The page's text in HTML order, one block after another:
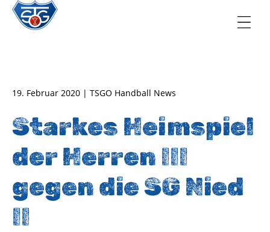
19. Februar 2020 | TSGO Handball News
Starkes Heimspiel
der Herren III
gegen die SG Nied
II